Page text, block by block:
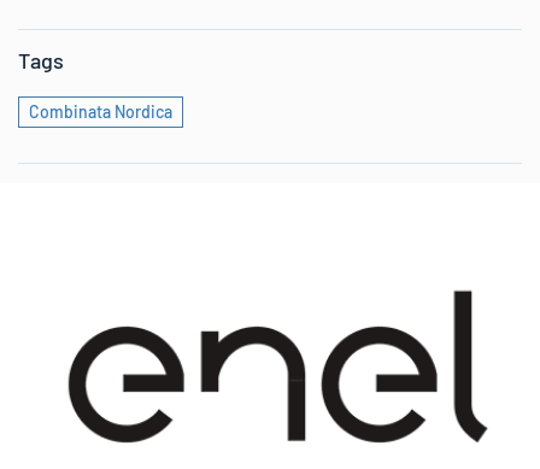
Tags
Combinata Nordica